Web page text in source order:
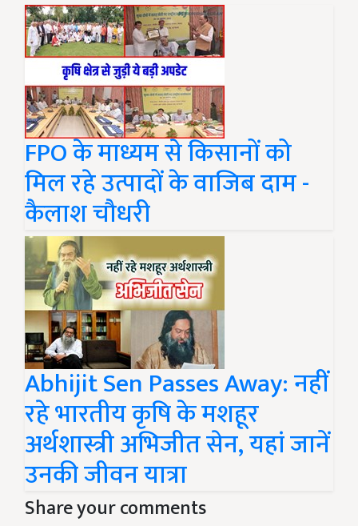
FPO के माध्यम से किसानों को
मिल रहे उत्पादों के वाजिब दाम -
कैलाश चौधरी
Abhijit Sen Passes Away: नहीं
रहे भारतीय कृषि के मशहूर
अर्थशास्त्री अभिजीत सेन, यहां जानें
उनकी जीवन यात्रा
Share your comments